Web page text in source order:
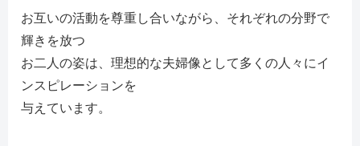
お互いの活動を尊重し合いながら、それぞれの分野で
輝きを放つ
お二人の姿は、理想的な夫婦像として多くの人々にイ
ンスピレーションを
与えています。